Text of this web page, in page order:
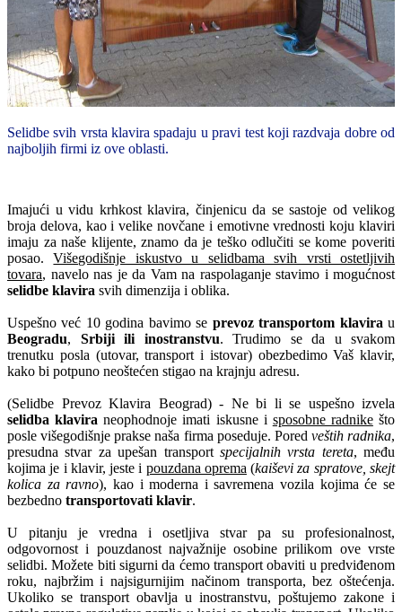
Selidbe svih vrsta klavira spadaju u pravi test koji razdvaja dobre od
najboljih firmi iz ove oblasti.
Imajući u vidu krhkost klavira, činjenicu da se sastoje od velikog
broja delova, kao i velike novčane i emotivne vrednosti koju klaviri
imaju za naše klijente, znamo da je teško odlučiti se kome poveriti
posao.Višegodišnje iskustvo u selidbama svih vrsti ostetljivih
tovara, navelo nas je da Vam na raspolaganje stavimo i mogućnost
selidbe klavira svih dimenzija i oblika.
Uspešno već 10 godina bavimo se prevoz transportom klavira u
Beogradu, Srbiji ili inostranstvu. Trudimo se da u svakom
trenutku posla (utovar, transport i istovar) obezbedimo Vaš klavir,
kako bi potpuno neoštećen stigao na krajnju adresu.
(Selidbe Prevoz Klavira Beograd) - Ne bi li se uspešno izvela
selidba klavira neophodnoje imati iskusne i sposobne radnikešto
posle višegodišnje prakse naša firma poseduje. Pored veštih radnika,
presudna stvar za upešan transport specijalnih vrsta tereta, među
kojima je i klavir, jeste i pouzdana oprema (kaiševi za spratove, skejt
kolica za ravno), kao i moderna i savremena vozila kojima će se
bezbedno transportovati klavir.
U pitanju je vredna i osetljiva stvar pa su profesionalnost,
odgovornost i pouzdanost najvažnije osobine prilikom ove vrste
selidbi. Možete biti sigurni da ćemo transport obaviti u predviđenom
roku, najbržim i najsigurnijim načinom transporta, bez oštećenja.
Ukoliko se transport obavlja u inostranstvu, poštujemo zakone i